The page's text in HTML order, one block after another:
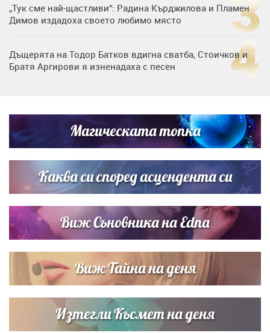
„Тук сме най-щастливи“: Радина Кърджилова и Пламен
Димов издадоха своето любимо място
Дъщерята на Тодор Батков вдигна сватба, Стоичков и
Братя Аргирови я изненадаха с песен
Списъкът е ясен: Джей Ло и Риана във ВИП гостите на
сватбата на Роналдо
Магическата топка
Каква си според асцендента си
Виж Съновника на Edna
Виж Тайна на деня
Изтегли Късмет на деня